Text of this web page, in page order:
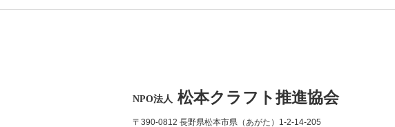
NPO法人 松本クラフト推進協会
〒390-0812 長野県松本市県（あがた）1-2-14-205